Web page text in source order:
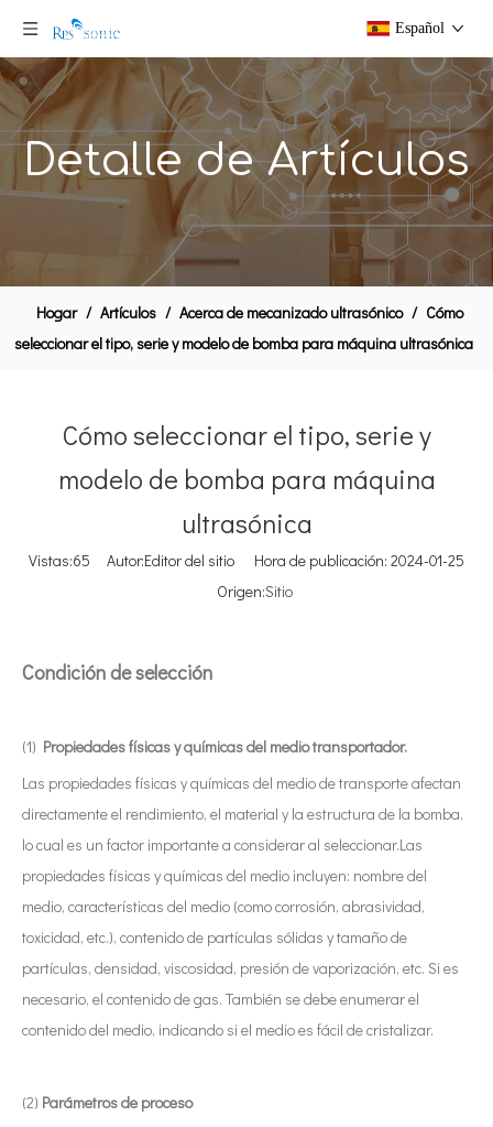
Español
Detalle de Artículos
Hogar / Artículos / Acerca de mecanizado ultrasónico / Cómo
seleccionar el tipo, serie y modelo de bomba para máquina ultrasónica
Cómo seleccionar el tipo, serie y
modelo de bomba para máquina
ultrasónica
Vistas:65 Autor:Editor del sitio Hora de publicación: 2024-01-25
Origen:Sitio
Condición de selección
(1) Propiedades físicas y químicas del medio transportador.
Las propiedades físicas y químicas del medio de transporte afectan
directamente el rendimiento, el material y la estructura de la bomba,
lo cual es un factor importante a considerar al seleccionar.Las
propiedades físicas y químicas del medio incluyen: nombre del
medio, características del medio (como corrosión, abrasividad,
toxicidad, etc.), contenido de partículas sólidas y tamaño de
partículas, densidad, viscosidad, presión de vaporización, etc. Si es
necesario, el contenido de gas. También se debe enumerar el
contenido del medio, indicando si el medio es fácil de cristalizar.
(2) Parámetros de proceso